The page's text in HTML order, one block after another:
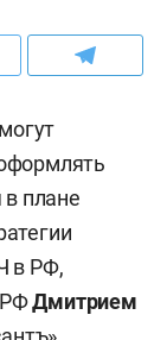
в плане
в РФ,
РФДмитрием